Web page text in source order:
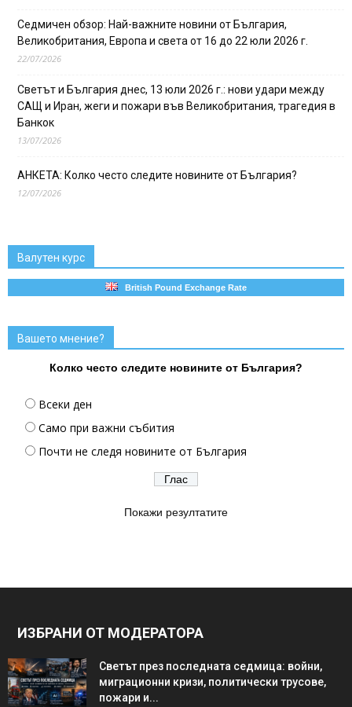
Седмичен обзор: Най-важните новини от България,
Великобритания, Европа и света от 16 до 22 юли 2026 г.
22/07/2026
Светът и България днес, 13 юли 2026 г.: нови удари между
САЩ и Иран, жеги и пожари във Великобритания, трагедия в
Банкок
13/07/2026
АНКЕТА: Колко често следите новините от България?
12/07/2026
Валутен курс
British Pound Exchange Rate
Вашето мнение?
Колко често следите новините от България?
Всеки ден
Само при важни събития
Почти не следя новините от България
Покажи резултатите
ИЗБРАНИ ОТ МОДЕРАТОРА
Светът през последната седмица: войни,
миграционни кризи, политически трусове,
пожари и...